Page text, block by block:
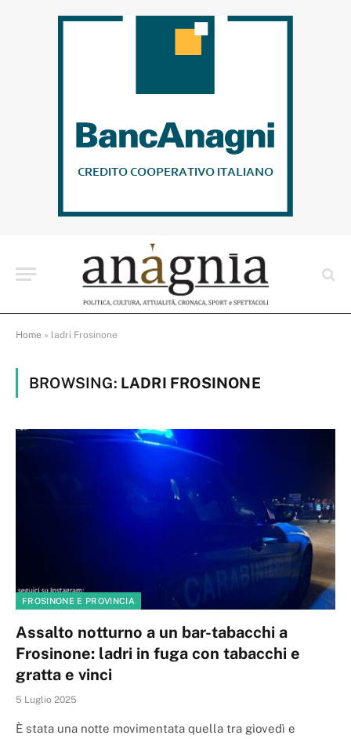
Home » ladri Frosinone
BROWSING: LADRI FROSINONE
FROSINONE E PROVINCIA
Assalto notturno a un bar-tabacchi a
Frosinone: ladri in fuga con tabacchi e
gratta e vinci
5 Luglio 2025
È stata una notte movimentata quella tra giovedì e